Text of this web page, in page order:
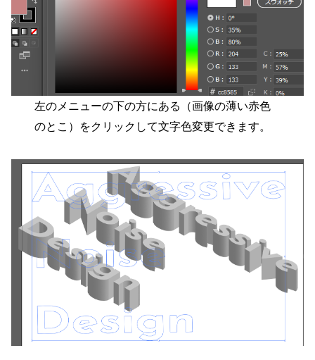
左のメニューの下の方にある（画像の薄い赤色
のとこ）をクリックして文字色変更できます。